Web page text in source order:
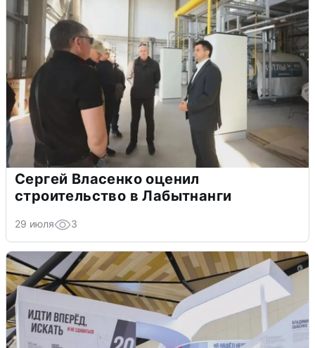
Сергей Власенко оценил
строительство в Лабытнанги
29 июля 3